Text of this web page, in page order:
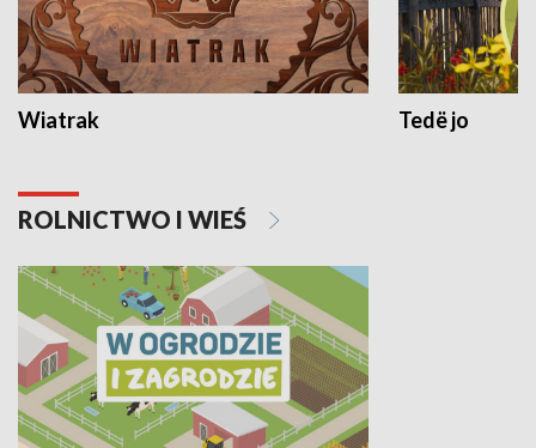
Wiatrak Tedë jo
ROLNICTWO I WIEŚ